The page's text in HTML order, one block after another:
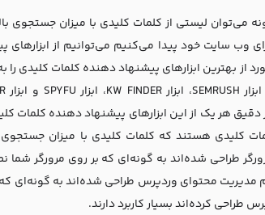
لیستی از کلمات کلیدی با میزان جستجوی
وب سایت خود پیدا می‌کنیم می‌توانیم از
بهترین ابزارهای پیشنهاد دهنده کلمات کلیدی را
هر یک از این ابزارهای پیشنهاد دهنده کلمات
کلیدی هستند که کلمات کلیدی با میزان جستجوی
طراحی شده‌اند به گونه‌ای که بر روی مرورگر
مدیریت محتوای وردپرس طراحی شده‌اند به گونه‌ای
طراحی کرده‌اند بسیار کاربرد دارند.